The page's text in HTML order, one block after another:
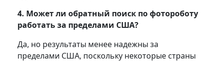
4. Может ли обратный поиск по фотороботу
работать за пределами США?
Да, но результаты менее надежны за
пределами США, поскольку некоторые страны